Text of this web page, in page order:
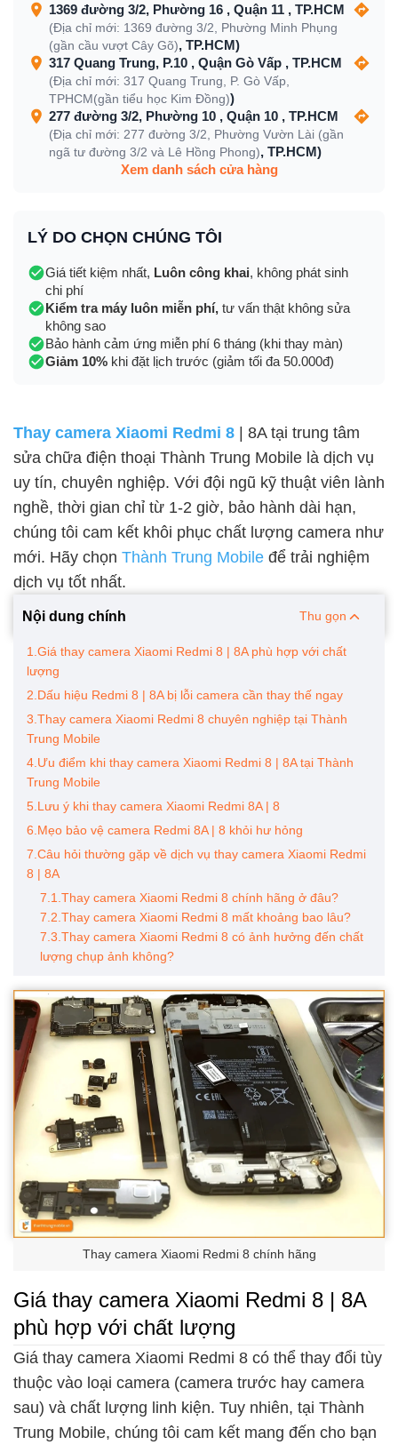
1369 đường 3/2, Phường 16 , Quận 11 , TP.HCM
(Địa chỉ mới: 1369 đường 3/2, Phường Minh Phụng
(gần cầu vượt Cây Gõ), TP.HCM)
317 Quang Trung, P.10 , Quận Gò Vấp , TP.HCM
(Địa chỉ mới: 317 Quang Trung, P. Gò Vấp,
TPHCM(gần tiểu học Kim Đồng))
277 đường 3/2, Phường 10 , Quận 10 , TP.HCM
(Địa chỉ mới: 277 đường 3/2, Phường Vườn Lài (gần
ngã tư đường 3/2 và Lê Hồng Phong), TP.HCM)
Xem danh sách cửa hàng
LÝ DO CHỌN CHÚNG TÔI
Giá tiết kiệm nhất, Luôn công khai, không phát sinh
chi phí
Kiểm tra máy luôn miễn phí, tư vấn thật không sửa
không sao
Bảo hành cảm ứng miễn phí 6 tháng (khi thay màn)
Giảm 10% khi đặt lịch trước (giảm tối đa 50.000đ)
Thay camera Xiaomi Redmi 8
| 8A tại trung tâm
sửa chữa điện thoại Thành Trung Mobile là dịch vụ
uy tín, chuyên nghiệp. Với đội ngũ kỹ thuật viên lành
nghề, thời gian chỉ từ 1-2 giờ, bảo hành dài hạn,
chúng tôi cam kết khôi phục chất lượng camera như
mới. Hãy chọn Thành Trung Mobile để trải nghiệm
dịch vụ tốt nhất.
Nội dung chính Thu gọn
1.Giá thay camera Xiaomi Redmi 8 | 8A phù hợp với chất
lượng
2.Dấu hiệu Redmi 8 | 8A bị lỗi camera cần thay thế ngay
3.Thay camera Xiaomi Redmi 8 chuyên nghiệp tại Thành
Trung Mobile
4.Ưu điểm khi thay camera Xiaomi Redmi 8 | 8A tại Thành
Trung Mobile
5.Lưu ý khi thay camera Xiaomi Redmi 8A | 8
6.Mẹo bảo vệ camera Redmi 8A | 8 khỏi hư hỏng
7.Câu hỏi thường gặp về dịch vụ thay camera Xiaomi Redmi
8 | 8A
7.1.Thay camera Xiaomi Redmi 8 chính hãng ở đâu?
7.2.Thay camera Xiaomi Redmi 8 mất khoảng bao lâu?
7.3.Thay camera Xiaomi Redmi 8 có ảnh hưởng đến chất
lượng chụp ảnh không?
Thay camera Xiaomi Redmi 8 chính hãng
Giá thay camera Xiaomi Redmi 8 | 8A
phù hợp với chất lượng
Giá thay camera Xiaomi Redmi 8 có thể thay đổi tùy
thuộc vào loại camera (camera trước hay camera
sau) và chất lượng linh kiện. Tuy nhiên, tại Thành
Trung Mobile, chúng tôi cam kết mang đến cho bạn